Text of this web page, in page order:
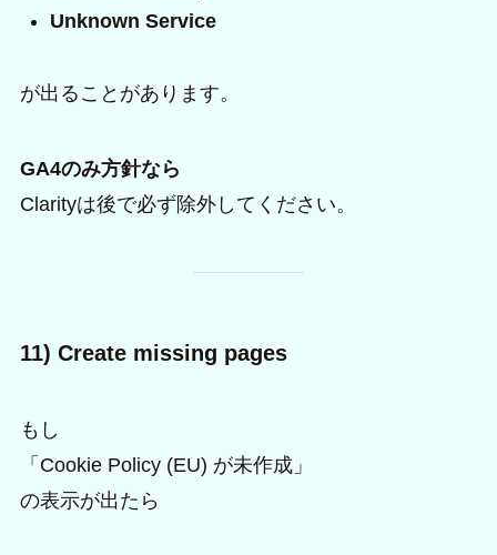
Unknown Service
が出ることがあります。
GA4のみ方針なら
Clarityは後で必ず除外してください。
11) Create missing pages
もし
「Cookie Policy (EU) が未作成」
の表示が出たら